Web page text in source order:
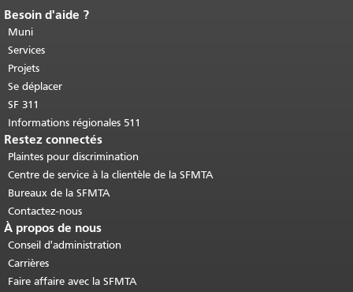
Fin du contenu de la page.
cette page se répète sur chaque page.
Retour au haut du contenu principal
Besoin d'aide ?
Muni
Services
Projets
Se déplacer
SF 311
Informations régionales 511
Restez connectés
Plaintes pour discrimination
Centre de service à la clientèle de la SFMTA
Bureaux de la SFMTA
Contactez-nous
À propos de nous
Conseil d'administration
Carrières
Faire affaire avec la SFMTA